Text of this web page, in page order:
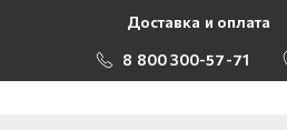
Доставка и оплата
8 800 300-57-71